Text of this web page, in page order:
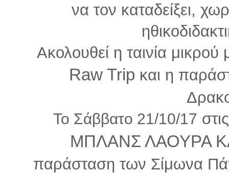
να τον καταδείξει,
Ακολουθεί η ταινία
Raw Trip και η
Το Σάββατο 21/10/17
ΜΠΛΑΝΣ ΛΑΟΥΡΑ
παράσταση των Σίμωνα